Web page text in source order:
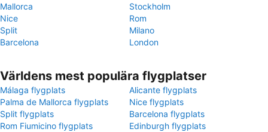
Mallorca
Stockholm
Nice
Rom
Split
Milano
Barcelona
London
Världens mest populära flygplatser
Málaga flygplats
Alicante flygplats
Palma de Mallorca flygplats
Nice flygplats
Split flygplats
Barcelona flygplats
Rom Fiumicino flygplats
Edinburgh flygplats